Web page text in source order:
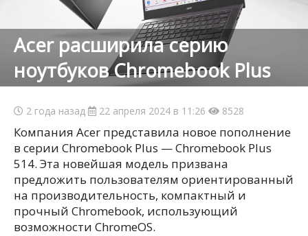
Acer расширила серию
ноутбуков Chromebook Plus
2 года назад 22 апреля 2024 в 11:26 8528
Компания Acer представила новое пополнение
в серии Chromebook Plus — Chromebook Plus
514. Эта новейшая модель призвана
предложить пользователям ориентированный
на производительность, компактный и
прочный Chromebook, использующий
возможности ChromeOS.